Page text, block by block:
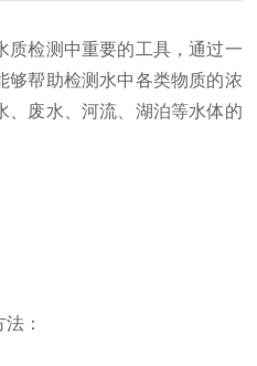
检测中重要的工具，通过一
够帮助检测水中各类物质的浓
、废水、河流、湖泊等水体的
：